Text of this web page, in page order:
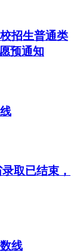
招生普通类
预通知
取已结束，
线